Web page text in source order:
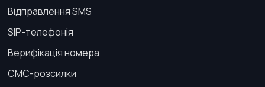
Відправлення SMS
SIP-телефонія
Верифікація номера
СМС-розсилки